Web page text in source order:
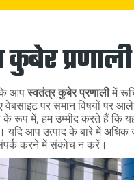
कुबेर प्रणाली
आपस्वतंत्र कुबेर प्रणालीमें
वेबसाइट पर समान विषयों पर
के रूप में, हम उम्मीद करते हैं कि
आप उत्पाद के बारे में अधिक
करने में संकोच न करें।